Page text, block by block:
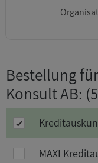
Bestellung
Konsult AB:
MAXI